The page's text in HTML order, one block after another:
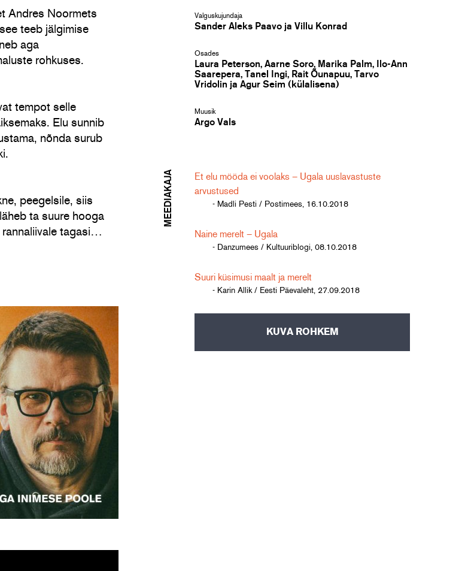
Andres Noormets
teeb jälgimise
aga
rohkuses.
tempot selle
Elu sunnib
nõnda surub
peegelsile, siis
ta suure hooga
rannaliivale tagasi…
Valguskujundaja
Sander Aleks Paavo ja Villu Konrad
Osades
Laura Peterson, Aarne Soro, Marika Palm, Ilo-Ann
Saarepera, Tanel Ingi, Rait Õunapuu, Tarvo
Vridolin ja Agur Seim (külalisena)
Muusik
Argo Vals
MEEDIAKAJA
Et elu mööda ei voolaks – Ugala uuslavastuste
arvustused
- Madli Pesti / Postimees, 16.10.2018
Naine merelt – Ugala
- Danzumees / Kultuuriblogi, 08.10.2018
Suuri küsimusi maalt ja merelt
- Karin Allik / Eesti Päevaleht, 27.09.2018
KUVA ROHKEM